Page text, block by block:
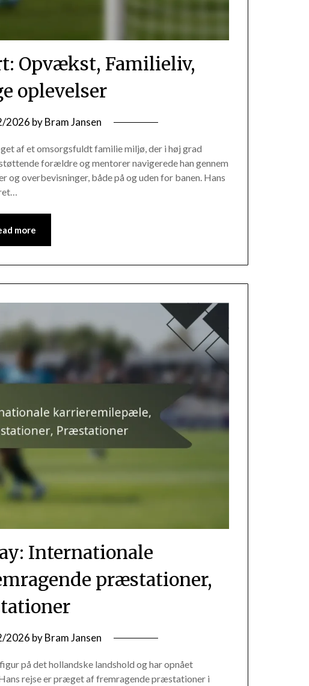
Opvækst, Familieliv,
oplevelser
2026 byBram Jansen
af et omsorgsfuldt familie miljø, der i høj grad
forældre og mentorer navigerede han gennem
overbevisninger, både på og uden for banen. Hans
more
Internationale
præstationer,
2026 byBram Jansen
på det hollandske landshold og har opnået
rejse er præget af fremragende præstationer i